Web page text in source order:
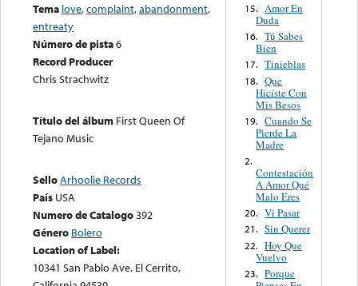
Tema love,complaint,abandonment,
entreaty
Número de pista6
Record Producer
Chris Strachwitz
Título del álbum First Queen Of
Tejano Music
SelloArhoolie Records
País USA
Numero de Catalogo392
Género Bolero
Location of Label:
10341 San Pablo Ave. El Cerrito,
15. Amor En
Duda
16. Tú Sabes
Bien
17. Tinieblas
18. Que
Hiciste Con
Mis Besos
19. Cuando Se
Pierde La
Madre
2.
Contestación
A Amor Qué
Malo Eres
20. Vi Pasar
21. Sin Querer
22. Hoy Que
Vuelvo
23. Porque